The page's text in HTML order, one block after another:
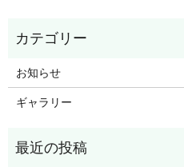
お知らせ
ギャラリー